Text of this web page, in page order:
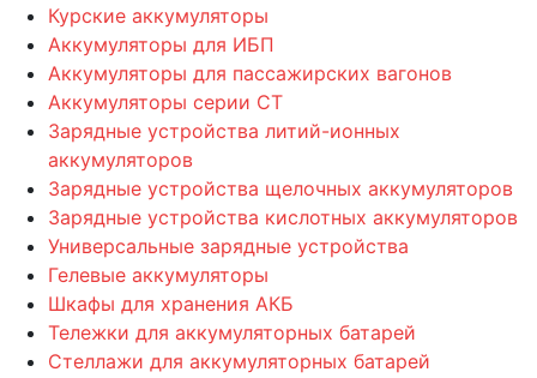
Курские аккумуляторы
Аккумуляторы для ИБП
Аккумуляторы для пассажирских вагонов
Аккумуляторы серии СТ
Зарядные устройства литий-ионных
аккумуляторов
Зарядные устройства щелочных аккумуляторов
Зарядные устройства кислотных аккумуляторов
Универсальные зарядные устройства
Гелевые аккумуляторы
Шкафы для хранения АКБ
Тележки для аккумуляторных батарей
Стеллажи для аккумуляторных батарей